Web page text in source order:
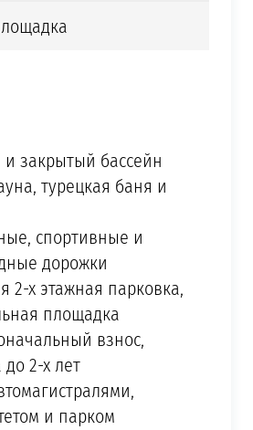
закрытый бассейн
турецкая баня и
спортивные и
дорожки
2-х этажная парковка,
площадка
взнос,
до 2-х лет
и парком